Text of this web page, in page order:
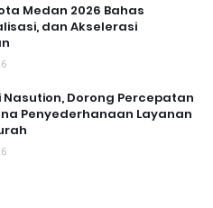
Medan 2026 Bahas
dan Akselerasi
Nasution, Dorong Percepatan
Penyederhanaan Layanan